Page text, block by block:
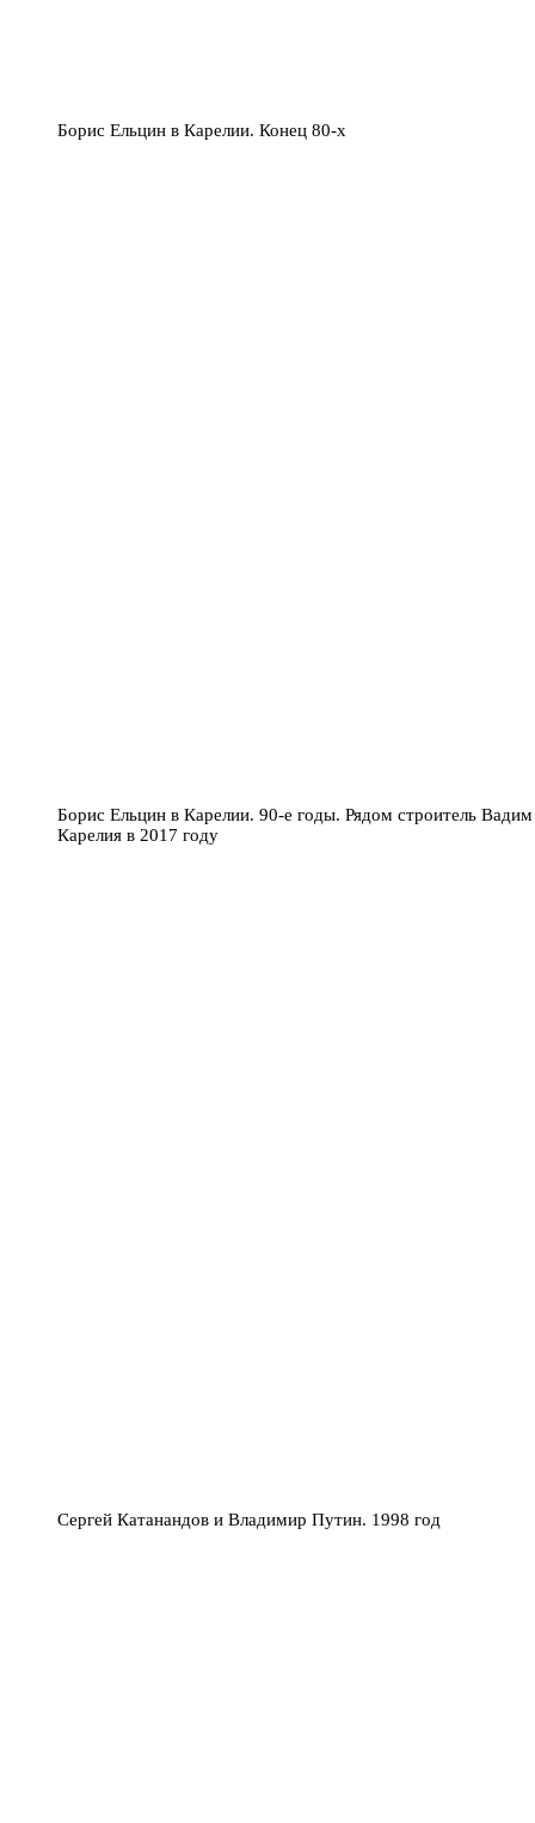
Борис Ельцин в Карелии. Конец 80-х
Борис Ельцин в Карелии. 90-е годы. Рядом строитель
Карелия в 2017 году
Сергей Катанандов и Владимир Путин. 1998 год